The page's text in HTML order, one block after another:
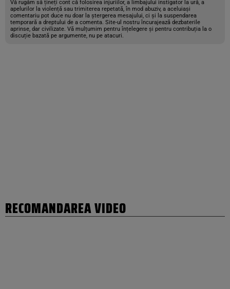
Vă rugăm să țineți cont că folosirea injuriilor, a limbajului instigator la ură, a
apelurilor la violență sau trimiterea repetată, în mod abuziv, a aceluiași
comentariu pot duce nu doar la ștergerea mesajului, ci și la suspendarea
temporară a dreptului de a comenta. Site-ul nostru încurajează dezbaterile
aprinse, dar civilizate. Vă mulțumim pentru înțelegere și pentru contribuția la o
discuție bazată pe argumente, nu pe atacuri.
RECOMANDAREA VIDEO